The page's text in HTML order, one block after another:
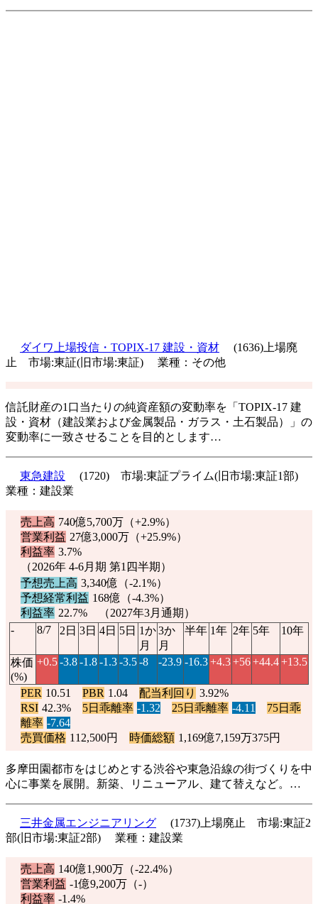
ダイワ上場投信・TOPIX-17 建設・資材
(1636)上場廃
止 市場:東証(旧市場:東証) 業種：その他
信託財産の1口当たりの純資産額の変動率を「TOPIX-17 建
設・資材（建設業および金属製品・ガラス・土石製品）」の
変動率に一致させることを目的とします…
東急建設
(1720) 市場:東証プライム(旧市場:東証1部)
業種：建設業
売上高 740億5,700万（+2.9%）
営業利益 27億3,000万（+25.9%）
利益率 3.7%
（2026年 4-6月期 第1四半期）
予想売上高 3,340億（-2.1%）
予想経常利益 168億（-4.3%）
利益率 22.7% （2027年3月通期）
-
8/7 2日 3日 4日 5日 1か
月
3か
月
半年 1年 2年 5年 10年
株価
(%)
+0.5-3.8-1.8-1.3-3.5-8 -23.9 -16.3+4.3+56+44.4+13.5
PER 10.51 PBR 1.04 配当利回り 3.92%
RSI 42.3% 5日乖離率 -1.32 25日乖離率 -4.11
75日乖
離率 -7.64
売買価格 112,500円 時価総額 1,169億7,159万375円
多摩田園都市をはじめとする渋谷や東急沿線の街づくりを中
心に事業を展開。新築、リニューアル、建て替えなど。…
三井金属エンジニアリング
(1737)上場廃止 市場:東証2
部(旧市場:東証2部) 業種：建設業
売上高 140億1,900万（-22.4%）
営業利益 -1億9,200万（-）
利益率 -1.4%